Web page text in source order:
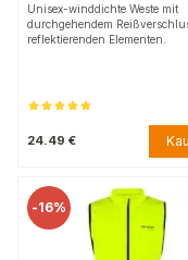
Unisex-winddichte Weste mit
durchgehendem
reflektierenden Elementen.
24.49 €
-16%